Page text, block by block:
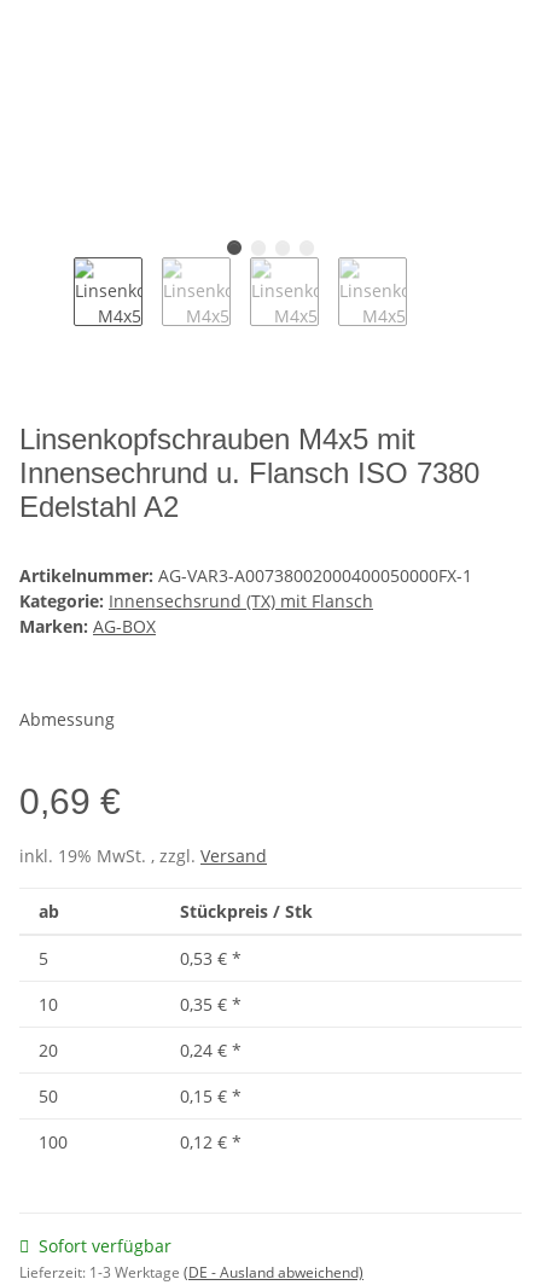
Linsenkopfschrauben M4x5 mit
Innensechrund u. Flansch ISO 7380
Edelstahl A2
Artikelnummer: AG-VAR3-A00738002000400050000FX-1
Kategorie: Innensechsrund (TX) mit Flansch
Marken: AG-BOX
Abmessung
0,69 €
inkl. 19% MwSt. , zzgl. Versand
ab Stückpreis / Stk
5 0,53 € *
10
0,35 € *
20
0,24 € *
50
0,15 € *
100
0,12 € *
Sofort verfügbar
Lieferzeit: 1-3 Werktage (DE - Ausland abweichend)